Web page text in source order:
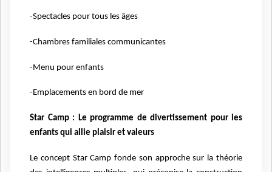
-Spectacles pour tous les âges
-Chambres familiales communicantes
-Menu pour enfants
-Emplacements en bord de mer
Star Camp : Le programme de divertissement pour les
enfants qui allie plaisir et valeurs
Le concept Star Camp fonde son approche sur la théorie